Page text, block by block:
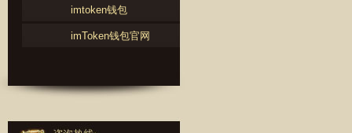
imtoken钱包
imToken钱包官网